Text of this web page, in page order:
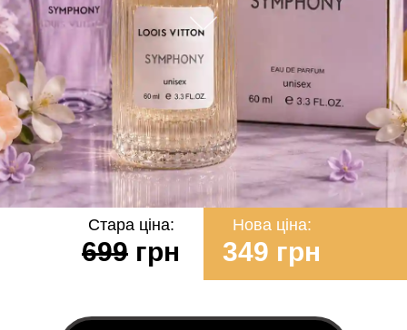
Стара ціна: Нова ціна:
699 грн 349 грн